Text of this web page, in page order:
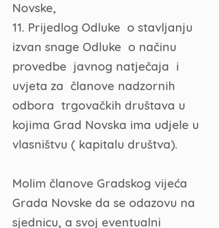
Novske,
11. Prijedlog Odluke o stavljanju
izvan snage Odluke o načinu
provedbe javnog natječaja i
uvjeta za članove nadzornih
odbora trgovačkih društava u
kojima Grad Novska ima udjele u
vlasništvu ( kapitalu društva).
Molim članove Gradskog vijeća
Grada Novske da se odazovu na
sjednicu, a svoj eventualni